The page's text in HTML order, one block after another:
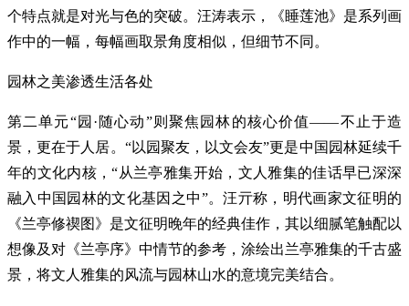
个特点就是对光与色的突破。汪涛表示，《睡莲池》是系列画
作中的一幅，每幅画取景角度相似，但细节不同。
园林之美渗透生活各处
第二单元“园·随心动”则聚焦园林的核心价值——不止于造
景，更在于人居。“以园聚友，以文会友”更是中国园林延续千
年的文化内核，“从兰亭雅集开始，文人雅集的佳话早已深深
融入中国园林的文化基因之中”。汪亓称，明代画家文征明的
《兰亭修禊图》是文征明晚年的经典佳作，其以细腻笔触配以
想像及对《兰亭序》中情节的参考，涂绘出兰亭雅集的千古盛
景，将文人雅集的风流与园林山水的意境完美结合。